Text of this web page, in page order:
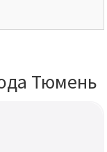
Тюмень